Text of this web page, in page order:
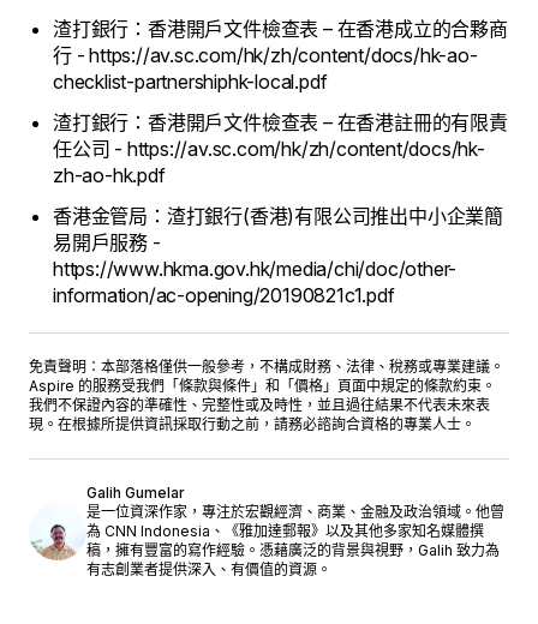
渣打銀行：香港開戶文件檢查表 – 在香港成立的合夥商
行 - https://av.sc.com/hk/zh/content/docs/hk-ao-
checklist-partnershiphk-local.pdf
渣打銀行：香港開戶文件檢查表 – 在香港註冊的有限責
任公司 - https://av.sc.com/hk/zh/content/docs/hk-
zh-ao-hk.pdf
香港金管局：渣打銀行(香港)有限公司推出中小企業簡
易開戶服務 -
https://www.hkma.gov.hk/media/chi/doc/other-
information/ac-opening/20190821c1.pdf
免責聲明：本部落格僅供一般參考，不構成財務、法律、稅務或專業建議。
Aspire 的服務受我們「 條款與條件 」和「 價格 」頁面中規定的條款約束。
我們不保證內容的準確性、完整性或及時性，並且過往結果不代表未來表
現。在根據所提供資訊採取行動之前，請務必諮詢合資格的專業人士。
Galih Gumelar
是一位資深作家，專注於宏觀經濟、商業、金融及政治領域。他曾
為 CNN Indonesia、《雅加達郵報》以及其他多家知名媒體撰
稿，擁有豐富的寫作經驗。憑藉廣泛的背景與視野，Galih 致力為
有志創業者提供深入、有價值的資源。